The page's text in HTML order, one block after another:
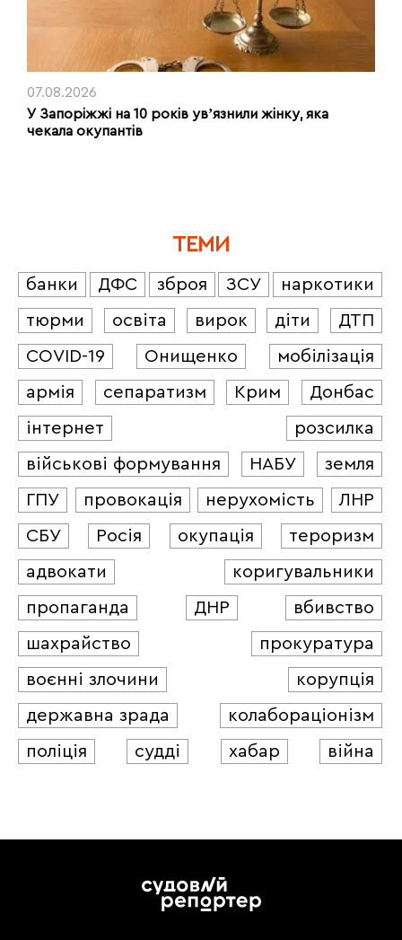
07.08.2026
У Запоріжжі на 10 років увʼязнили жінку, яка
чекала окупантів
ТЕМИ
банки ДФС зброя ЗСУ
наркотики
тюрми
освіта вирок діти
ДТП
COVID-19
Онищенко
мобілізація
армія
сепаратизм Крим
Донбас
інтернет
розсилка
військові формування
НАБУ
земля
ГПУ
провокація нерухомість
ЛНР
СБУ
Росія окупація
тероризм
адвокати
коригувальники
пропаганда
ДНР
вбивство
шахрайство
прокуратура
воєнні злочини
корупція
державна зрада
колабораціонізм
поліція
судді хабар війна